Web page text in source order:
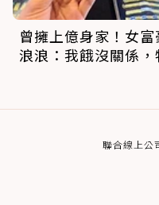
曾擁上億身家！女
浪浪：我餓沒關係
聯合線上公